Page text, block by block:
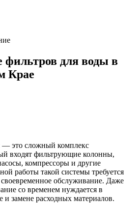
фильтров для воды в
Крае
— это сложный комплекс
входят фильтрующие колонны,
компрессоры и другие
работы такой системы требуется
своевременное обслуживание. Даже
со временем нуждается в
и замене расходных материалов.